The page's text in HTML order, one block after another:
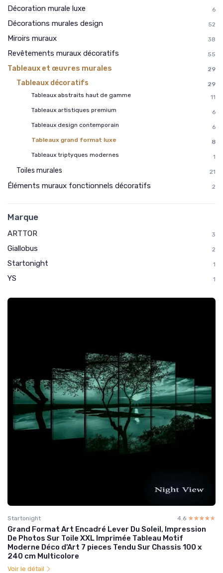
Décoration murale luxe 6
Décorations murales design 52
Miroirs muraux 38
Revêtements muraux décoratifs 55
Tableaux et œuvres murales 29
Tableaux décoratifs
29
Tableaux abstraits haut de gamme
11
Tableaux artistiques premium
6
Tableaux design contemporain
6
Tableaux grand format luxe
8
Tableaux triptyques modernes
1
Toiles murales 21
Éléments muraux fonctionnels décoratifs 2
Marque
ARTTOR 3
Giallobus 2
Startonight 1
YS 1
Startonight 4.6 ☆☆☆☆☆
★★★★★
Grand Format Art Encadré Lever Du Soleil, Impression
De Photos Sur Toile XXL Imprimée Tableau Motif
Moderne Déco d'Art 7 pieces Tendu Sur Chassis 100 x
240 cm Multicolore
Voir le détail